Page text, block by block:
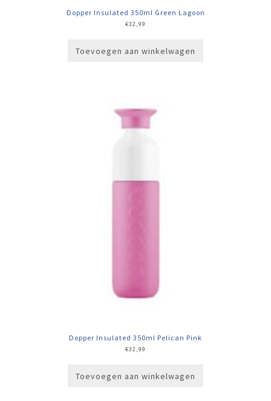
Dopper Insulated 350ml Green Lagoon
€32,99
Toevoegen aan winkelwagen
Dopper Insulated 350ml Pelican Pink
€32,99
Toevoegen aan winkelwagen